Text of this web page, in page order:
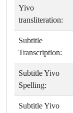
Yivo
transliteration:
Subtitle
Transcription:
Subtitle Yivo
Spelling:
Subtitle Yivo